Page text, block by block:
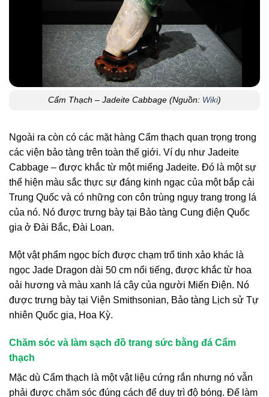
Cẩm Thạch – Jadeite Cabbage (Nguồn: Wiki)
Ngoài ra còn có các mặt hàng Cẩm thạch quan trọng trong
các viện bảo tàng trên toàn thế giới. Ví dụ như Jadeite
Cabbage – được khắc từ một miếng Jadeite. Đó là một sự
thể hiện màu sắc thực sự đáng kinh ngạc của một bắp cải
Trung Quốc và có những con côn trùng ngụy trang trong lá
của nó. Nó được trưng bày tại Bảo tàng Cung điện Quốc
gia ở Đài Bắc, Đài Loan.
Một vật phẩm ngọc bích được chạm trổ tinh xảo khác là
ngọc Jade Dragon dài 50 cm nổi tiếng, được khắc từ hoa
oải hương và màu xanh lá cây của người Miến Điện. Nó
được trưng bày tại Viện Smithsonian, Bảo tàng Lịch sử Tự
nhiên Quốc gia, Hoa Kỳ.
Chăm sóc và làm sạch đồ trang sức bằng đá Cẩm
thạch
Mặc dù Cẩm thạch là một vật liệu cứng rắn nhưng nó vẫn
phải được chăm sóc đúng cách để duy trì độ bóng. Để làm